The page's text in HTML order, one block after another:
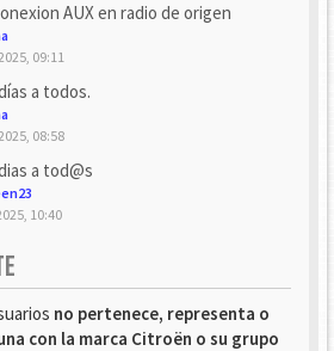
AUX en radio de origen
09:11
a todos.
08:58
a tod@s
10:40
no pertenece, representa o
con la marca Citroën o su grupo